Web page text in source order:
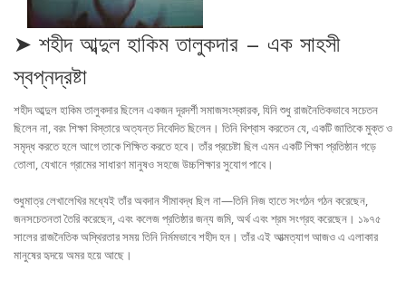
➤ শহীদ আব্দুল হাকিম তালুকদার – এক সাহসী
স্বপ্নদ্রষ্টা
শহীদ আব্দুল হাকিম তালুকদার ছিলেন একজন দূরদর্শী সমাজসংস্কারক, যিনি শুধু রাজনৈতিকভাবে সচেতন
ছিলেন না, বরং শিক্ষা বিস্তারে অত্যন্ত নিবেদিত ছিলেন। তিনি বিশ্বাস করতেন যে, একটি জাতিকে মুক্ত ও
সমৃদ্ধ করতে হলে আগে তাকে শিক্ষিত করতে হবে। তাঁর প্রচেষ্টা ছিল এমন একটি শিক্ষা প্রতিষ্ঠান গড়ে
তোলা, যেখানে গ্রামের সাধারণ মানুষও সহজে উচ্চশিক্ষার সুযোগ পাবে।
শুধুমাত্র লেখালেখির মধ্যেই তাঁর অবদান সীমাবদ্ধ ছিল না—তিনি নিজ হাতে সংগঠন গঠন করেছেন,
জনসচেতনতা তৈরি করেছেন, এবং কলেজ প্রতিষ্ঠার জন্য জমি, অর্থ এবং শ্রম সংগ্রহ করেছেন। ১৯৭৫
সালের রাজনৈতিক অস্থিরতার সময় তিনি নির্মমভাবে শহীদ হন। তাঁর এই আত্মত্যাগ আজও এ এলাকার
মানুষের হৃদয়ে অমর হয়ে আছে।